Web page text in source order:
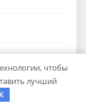
чтобы
лучший